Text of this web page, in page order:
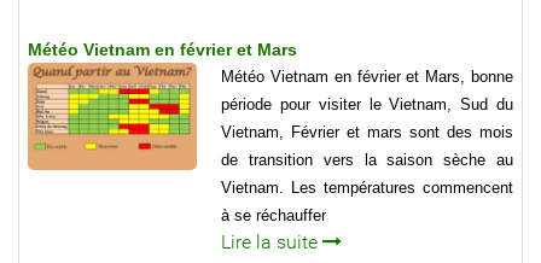
Météo Vietnam en février et Mars
Météo Vietnam en février et Mars, bonne
période pour visiter le Vietnam, Sud du
Vietnam, Février et mars sont des mois
de transition vers la saison sèche au
Vietnam. Les températures commencent
à se réchauffer
Lire la suite